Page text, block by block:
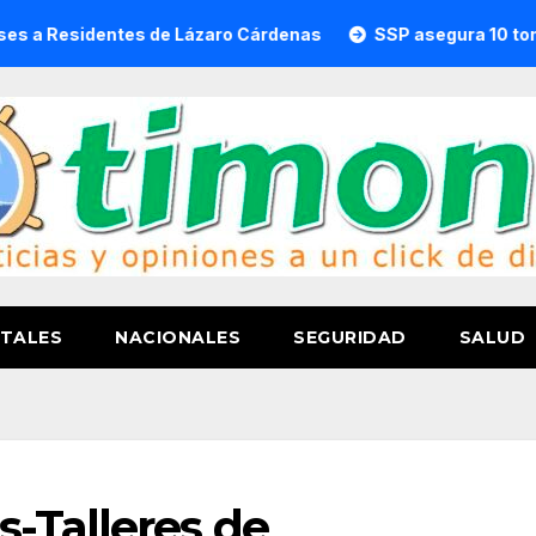
de Lázaro Cárdenas SSP asegura 10 toneladas de
NACIONALES SEGURIDAD SALUD